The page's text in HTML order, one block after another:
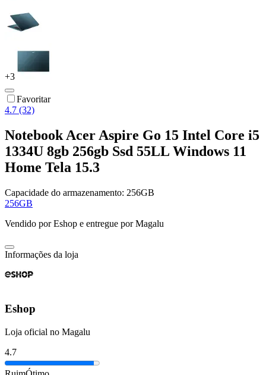
+3
Favoritar
4.7 (32)
Notebook Acer Aspire Go 15 Intel Core i5
1334U 8gb 256gb Ssd 55LL Windows 11
Home Tela 15.3
Capacidade do armazenamento: 256GB
256GB
Vendido porEshop e entregue por Magalu
Informações da loja
Eshop
Loja oficial no Magalu
4.7